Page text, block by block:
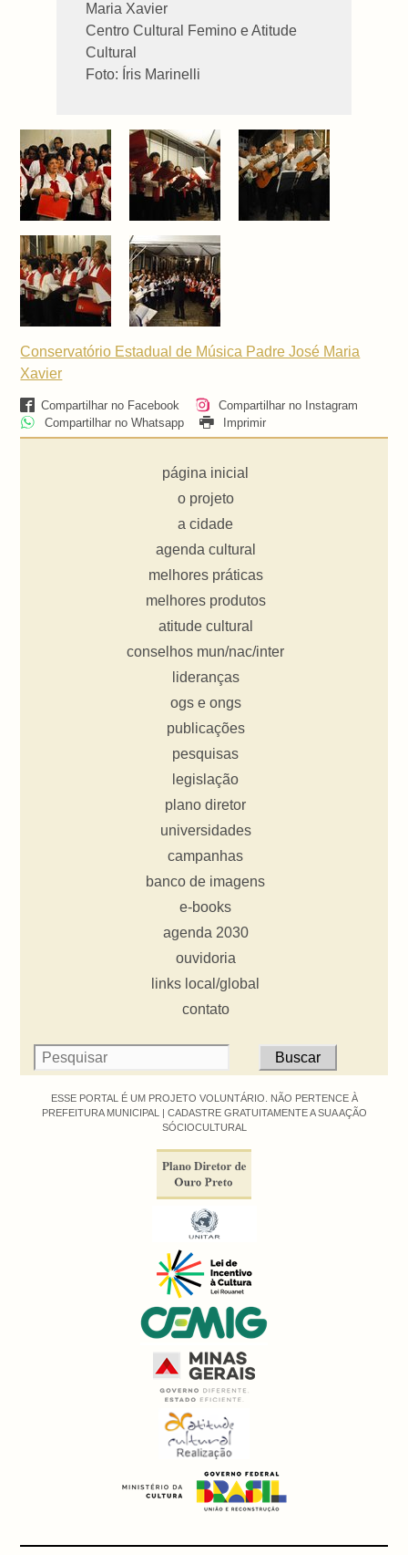
Maria Xavier
Centro Cultural Femino e Atitude
Cultural
Foto: Íris Marinelli
Conservatório Estadual de Música Padre José Maria
Xavier
Compartilhar no Facebook
Compartilhar no Instagram
Compartilhar no Whatsapp
Imprimir
página inicial
o projeto
a cidade
agenda cultural
melhores práticas
melhores produtos
atitude cultural
conselhos mun/nac/inter
lideranças
ogs e ongs
publicações
pesquisas
legislação
plano diretor
universidades
campanhas
banco de imagens
e-books
agenda 2030
ouvidoria
links local/global
contato
ESSE PORTAL É UM PROJETO VOLUNTÁRIO. NÃO PERTENCE À
PREFEITURA MUNICIPAL | CADASTRE GRATUITAMENTE A SUA AÇÃO
SÓCIOCULTURAL